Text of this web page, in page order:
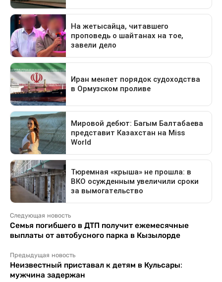
Следующая новость
Семья погибшего в ДТП получит ежемесячные
выплаты от автобусного парка в Кызылорде
Предыдущая новость
Неизвестный приставал к детям в Кульсары:
мужчина задержан